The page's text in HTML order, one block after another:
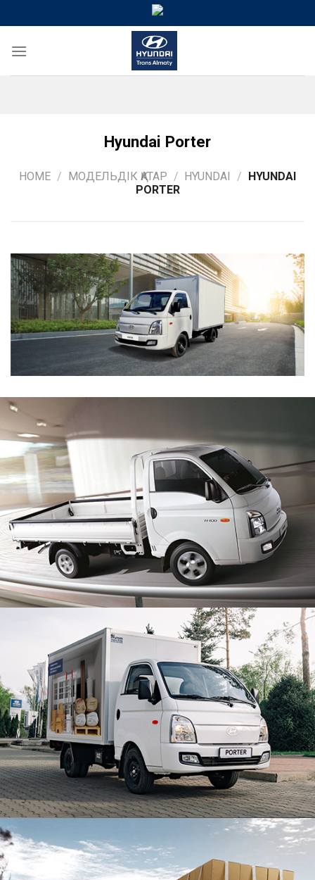
to
content
Hyundai Porter
HOME / МОДЕЛЬДІК ҚАТАР / HYUNDAI / HYUNDAI
PORTER